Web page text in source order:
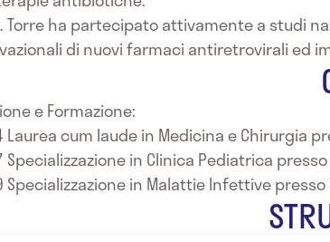
Torre ha partecipato attivamente a studi
di nuovi farmaci antiretrovirali ed
e Formazione:
Laurea cum laude in Medicina e Chirurgia
Specializzazione in Clinica Pediatrica
Specializzazione in Malattie Infettive